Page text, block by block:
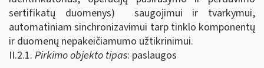
sertifikatų duomenys) saugojimui ir tvarkymui,
automatiniam sinchronizavimui tarp tinklo komponentų
ir duomenų nepakeičiamumo užtikrinimui.
II.2.1. Pirkimo objekto tipas: paslaugos